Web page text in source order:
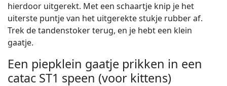
hierdoor uitgerekt. Met een schaartje knip je het
uiterste puntje van het uitgerekte stukje rubber af.
Trek de tandenstoker terug, en je hebt een klein
gaatje.
Een piepklein gaatje prikken in een
catac ST1 speen (voor kittens)